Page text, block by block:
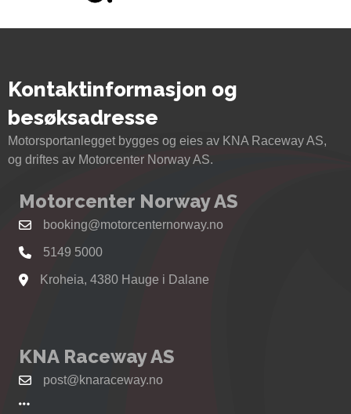
Kontaktinformasjon og
besøksadresse
Motorsportanlegget bygges og eies av KNA Raceway AS,
og driftes av Motorcenter Norway AS.
Motorcenter Norway AS
booking@motorcenternorway.no
5149 5000
Se kart til Motorcenter Norway i Sokndal
Kroheia, 4380 Hauge i Dalane
KNA Raceway AS
post@knaraceway.no